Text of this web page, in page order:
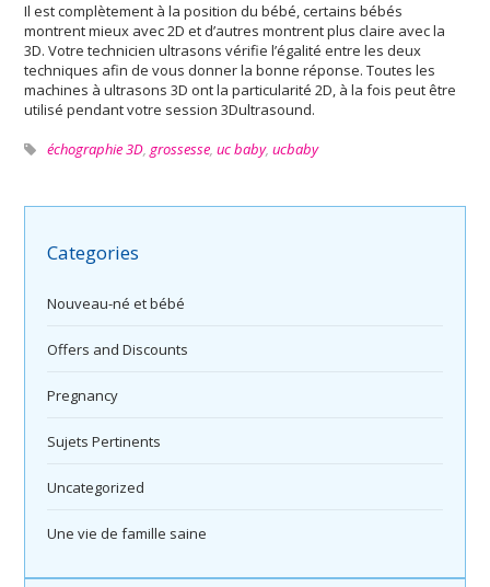
Il est complètement à la position du bébé, certains bébés
montrent mieux avec 2D et d’autres montrent plus claire avec la
3D. Votre technicien ultrasons vérifie l’égalité entre les deux
techniques afin de vous donner la bonne réponse. Toutes les
machines à ultrasons 3D ont la particularité 2D, à la fois peut être
utilisé pendant votre session 3Dultrasound.
échographie 3D,grossesse,uc baby,ucbaby
Categories
Nouveau-né et bébé
Offers and Discounts
Pregnancy
Sujets Pertinents
Uncategorized
Une vie de famille saine